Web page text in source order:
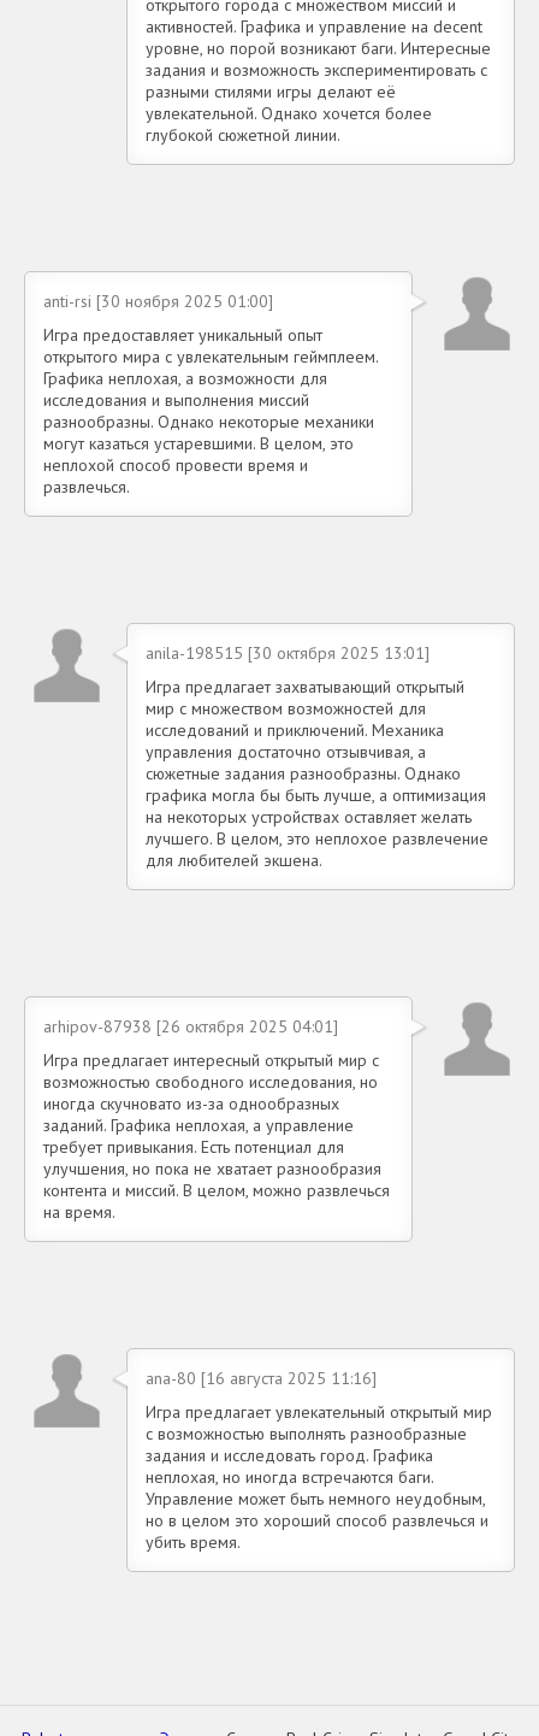
открытого города с множеством миссий и
активностей. Графика и управление на decent
уровне, но порой возникают баги. Интересные
задания и возможность экспериментировать с
разными стилями игры делают её
увлекательной. Однако хочется более
глубокой сюжетной линии.
anti-rsi [30 ноября 2025 01:00]
Игра предоставляет уникальный опыт
открытого мира с увлекательным геймплеем.
Графика неплохая, а возможности для
исследования и выполнения миссий
разнообразны. Однако некоторые механики
могут казаться устаревшими. В целом, это
неплохой способ провести время и
развлечься.
anila-198515 [30 октября 2025 13:01]
Игра предлагает захватывающий открытый
мир с множеством возможностей для
исследований и приключений. Механика
управления достаточно отзывчивая, а
сюжетные задания разнообразны. Однако
графика могла бы быть лучше, а оптимизация
на некоторых устройствах оставляет желать
лучшего. В целом, это неплохое развлечение
для любителей экшена.
arhipov-87938 [26 октября 2025 04:01]
Игра предлагает интересный открытый мир с
возможностью свободного исследования, но
иногда скучновато из-за однообразных
заданий. Графика неплохая, а управление
требует привыкания. Есть потенциал для
улучшения, но пока не хватает разнообразия
контента и миссий. В целом, можно развлечься
на время.
ana-80 [16 августа 2025 11:16]
Игра предлагает увлекательный открытый мир
с возможностью выполнять разнообразные
задания и исследовать город. Графика
неплохая, но иногда встречаются баги.
Управление может быть немного неудобным,
но в целом это хороший способ развлечься и
убить время.